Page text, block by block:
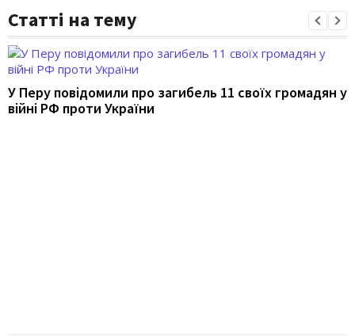
Статті на тему
У Перу повідомили про загибель 11 своїх громадян у
війні РФ проти України